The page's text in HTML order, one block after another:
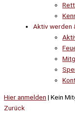
Aktiv werden
Hier anmelden | Kein
Zurück